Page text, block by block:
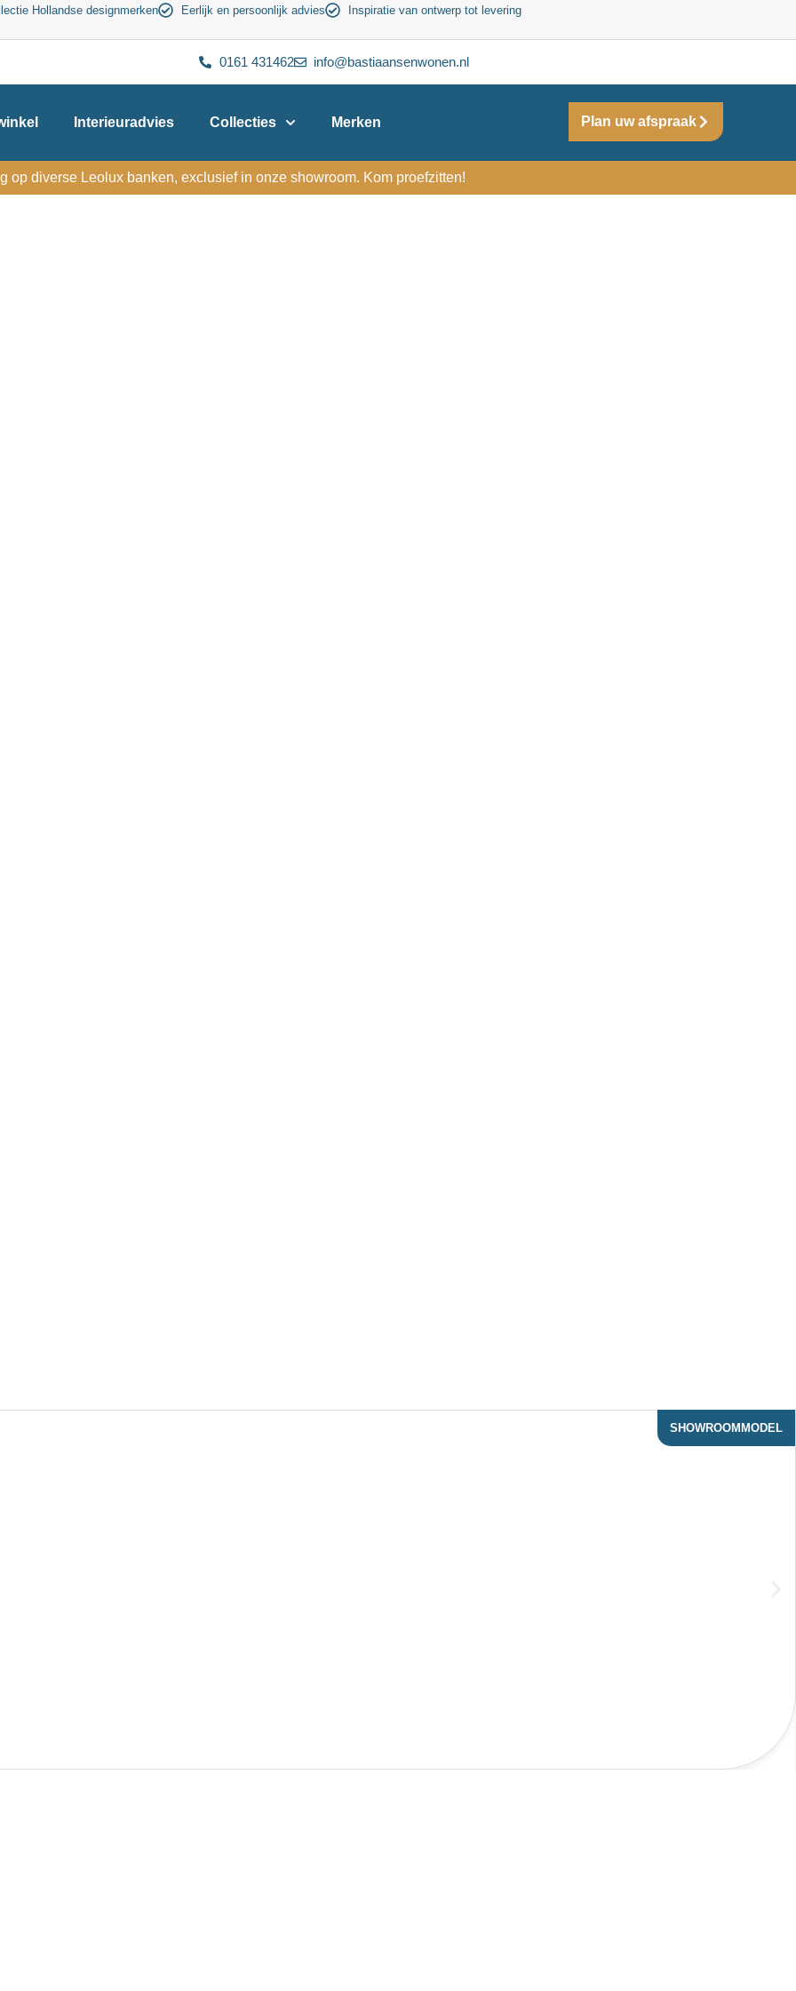
Hollandse designmerken Eerlijk en persoonlijk advies Inspiratie van ontwerp tot levering
0161 431462 info@bastiaansenwonen.nl
Interieuradvies Collecties Merken Plan uw afspraak
op diverse Leolux banken, exclusief in onze showroom. Kom proefzitten!
ACTIE
SHOWROOMMODEL